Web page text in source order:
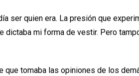
ser quien era. La presión que
mi forma de vestir. Pero
que tomaba las opiniones de los